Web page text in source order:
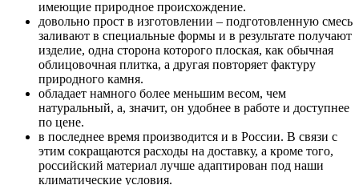
имеющие природное происхождение.
довольно прост в изготовлении – подготовленную смесь
заливают в специальные формы и в результате получают
изделие, одна сторона которого плоская, как обычная
облицовочная плитка, а другая повторяет фактуру
природного камня.
обладает намного более меньшим весом, чем
натуральный, а, значит, он удобнее в работе и доступнее
по цене.
в последнее время производится и в России. В связи с
этим сокращаются расходы на доставку, а кроме того,
российский материал лучше адаптирован под наши
климатические условия.